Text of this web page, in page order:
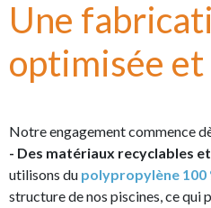
Une
optimisée
Notre engagement commence
- Des matériaux recyclables
utilisons du polypropylène 100
structure de nos piscines, ce qui